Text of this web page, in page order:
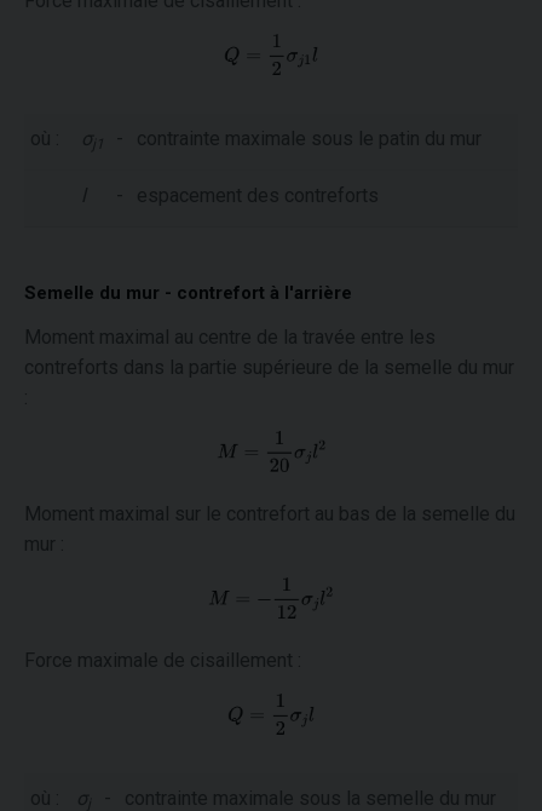
où : σ j1 - contrainte maximale sous le patin du mur
l - espacement des contreforts
Semelle du mur - contrefort à l'arrière
Moment maximal au centre de la travée entre les
contreforts dans la partie supérieure de la semelle du mur
Moment maximal sur le contrefort au bas de la semelle du
mur :
Force maximale de cisaillement :
où : σ - contrainte maximale sous la semelle du mur